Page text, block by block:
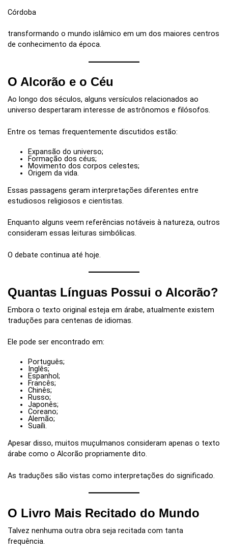
Córdoba
transformando o mundo islâmico em um dos maiores centros
de conhecimento da época.
O Alcorão e o Céu
Ao longo dos séculos, alguns versículos relacionados ao
universo despertaram interesse de astrônomos e filósofos.
Entre os temas frequentemente discutidos estão:
Expansão do universo;
Formação dos céus;
Movimento dos corpos celestes;
Origem da vida.
Essas passagens geram interpretações diferentes entre
estudiosos religiosos e cientistas.
Enquanto alguns veem referências notáveis à natureza, outros
consideram essas leituras simbólicas.
O debate continua até hoje.
Quantas Línguas Possui o Alcorão?
Embora o texto original esteja em árabe, atualmente existem
traduções para centenas de idiomas.
Ele pode ser encontrado em:
Português;
Inglês;
Espanhol;
Francês;
Chinês;
Russo;
Japonês;
Coreano;
Alemão;
Suaíli.
Apesar disso, muitos muçulmanos consideram apenas o texto
árabe como o Alcorão propriamente dito.
As traduções são vistas como interpretações do significado.
O Livro Mais Recitado do Mundo
Talvez nenhuma outra obra seja recitada com tanta
frequência.